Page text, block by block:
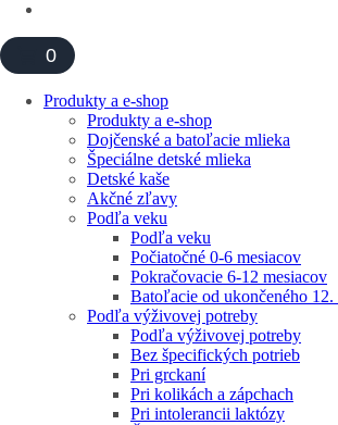
0
Produkty a e-shop
Produkty a e-shop
Dojčenské a batoľacie mlieka
Špeciálne detské mlieka
Detské kaše
Akčné zľavy
Podľa veku
Podľa veku
Počiatočné 0-6 mesiacov
Pokračovacie 6-12 mesiacov
Batoľacie od ukončeného 12.
Podľa výživovej potreby
Podľa výživovej potreby
Bez špecifických potrieb
Pri grckaní
Pri kolikách a zápchach
Pri intolerancii laktózy